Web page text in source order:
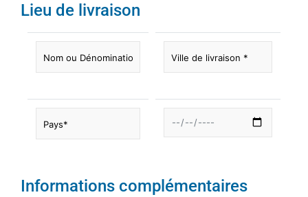
Lieu de livraison
Informations complémentaires